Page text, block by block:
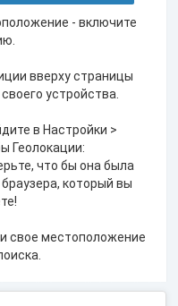
- включите
вверху страницы
устройства.
в Настройки >
Геолокации:
что бы она была
который вы
свое местоположение